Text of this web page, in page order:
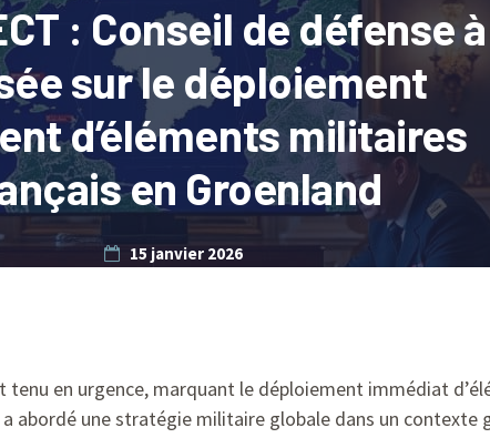
: Conseil de défense à
sur le déploiement
d’éléments militaires
en Groenland
15 janvier 2026
tenu en urgence, marquant le déploiement immédiat
a abordé une stratégie militaire globale dans un contexte